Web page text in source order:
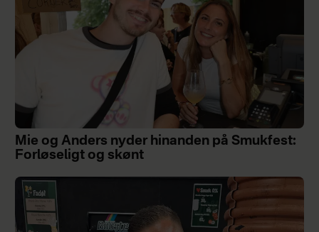
Mie og Anders nyder hinanden på Smukfest:
Forløseligt og skønt